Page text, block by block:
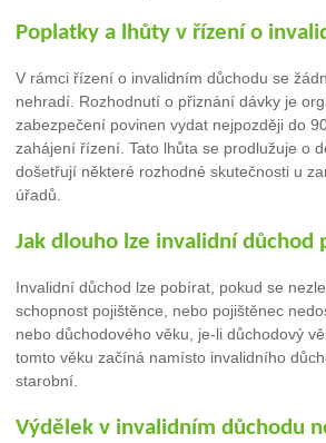
Poplatky a lhůty v řízení o
V rámci řízení o invalidním důchodu se
nehradí. Rozhodnutí o přiznání dávky je
zabezpečení povinen vydat nejpozději do
zahájení řízení. Tato lhůta se prodlužuje o
došetřují některé rozhodné skutečnosti u
úřadů.
Jak dlouho lze invalidní důchod
Invalidní důchod lze pobírat, pokud se
schopnost pojištěnce, nebo pojištěnec
nebo důchodového věku, je-li důchodový
tomto věku začíná namísto invalidního
starobní.
Výdělek v invalidním důchodu